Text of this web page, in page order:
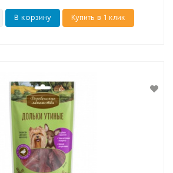
В корзину Купить в 1 клик